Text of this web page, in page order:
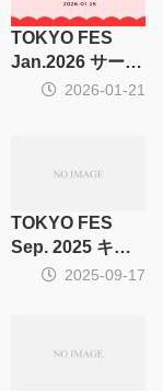
TOKYO FES
Jan.2026 サーク
ル集計 2026-01-21
TOKYO FES
Sep. 2025 キャ
ラ・CP別集計
2025-09-17